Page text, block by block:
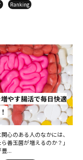
Ranking
やす腸活で毎日快適
心のある人のなかには、
ら善玉菌が増えるのか？」
豊...